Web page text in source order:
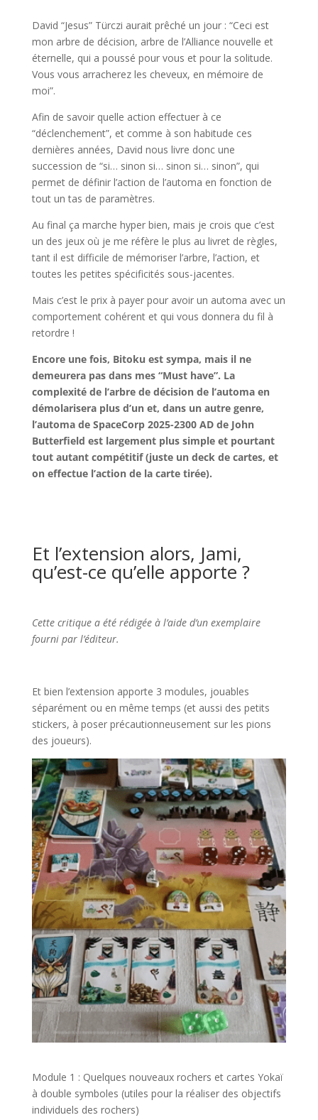
David “Jesus” Türczi aurait prêché un jour : “Ceci est
mon arbre de décision, arbre de l’Alliance nouvelle et
éternelle, qui a poussé pour vous et pour la solitude.
Vous vous arracherez les cheveux, en mémoire de
moi”.
Afin de savoir quelle action effectuer à ce
“déclenchement”, et comme à son habitude ces
dernières années, David nous livre donc une
succession de “si… sinon si… sinon si… sinon”, qui
permet de définir l’action de l’automa en fonction de
tout un tas de paramètres.
Au final ça marche hyper bien, mais je crois que c’est
un des jeux où je me réfère le plus au livret de règles,
tant il est difficile de mémoriser l’arbre, l’action, et
toutes les petites spécificités sous-jacentes.
Mais c’est le prix à payer pour avoir un automa avec un
comportement cohérent et qui vous donnera du fil à
retordre !
Encore une fois, Bitoku est sympa, mais il ne
demeurera pas dans mes “Must have”. La
complexité de l’arbre de décision de l’automa en
démolarisera plus d’un et, dans un autre genre,
l’automa de SpaceCorp 2025-2300 AD de John
Butterfield est largement plus simple et pourtant
tout autant compétitif (juste un deck de cartes, et
on effectue l’action de la carte tirée).
Et l’extension alors, Jami,
qu’est-ce qu’elle apporte ?
Cette critique a été rédigée à l’aide d’un exemplaire
fourni par l’éditeur.
Et bien l’extension apporte 3 modules, jouables
séparément ou en même temps (et aussi des petits
stickers, à poser précautionneusement sur les pions
des joueurs).
Module 1 : Quelques nouveaux rochers et cartes Yokaï
à double symboles (utiles pour la réaliser des objectifs
individuels des rochers)